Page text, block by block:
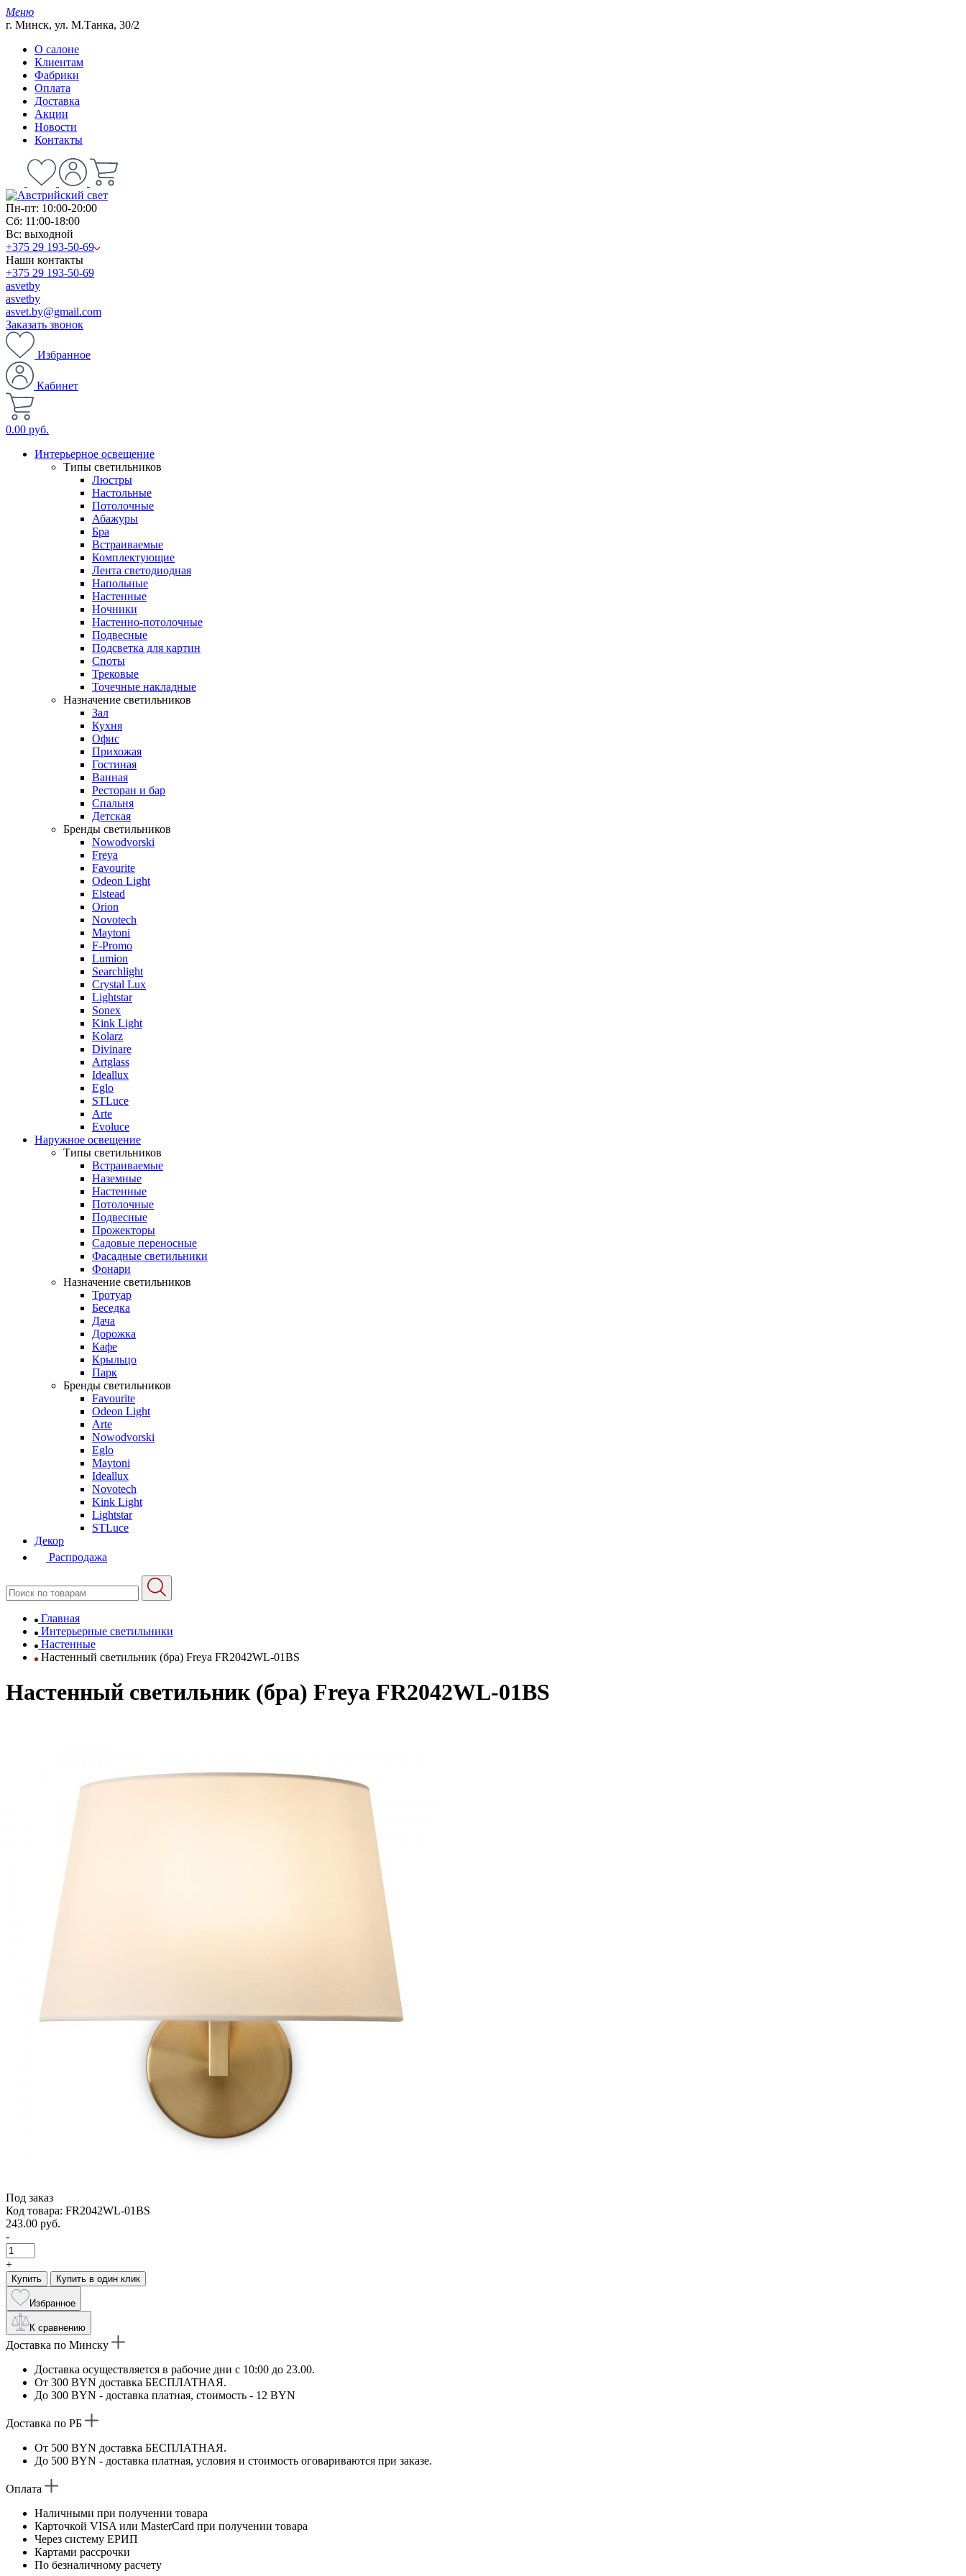
Меню
г. Минск, ул. М.Танка, 30/2
О салоне
Клиентам
Фабрики
Оплата
Доставка
Акции
Новости
Контакты
Пн-пт: 10:00-20:00
Сб: 11:00-18:00
Вс: выходной
+375 29 193-50-69
Наши контакты
+375 29 193-50-69
asvetby
asvetby
asvet.by@gmail.com
Заказать звонок
Избранное
Кабинет
0.00 руб.
Интерьерное освещение
Типы светильников
Люстры
Настольные
Потолочные
Абажуры
Бра
Встраиваемые
Комплектующие
Лента светодиодная
Напольные
Настенные
Ночники
Настенно-потолочные
Подвесные
Подсветка для картин
Споты
Трековые
Точечные накладные
Назначение светильников
Зал
Кухня
Офис
Прихожая
Гостиная
Ванная
Ресторан и бар
Спальня
Детская
Бренды светильников
Nowodvorski
Freya
Favourite
Odeon Light
Elstead
Orion
Novotech
Maytoni
F-Promo
Lumion
Searchlight
Crystal Lux
Lightstar
Sonex
Kink Light
Kolarz
Divinare
Artglass
Ideallux
Eglo
STLuce
Arte
Evoluce
Наружное освещение
Типы светильников
Встраиваемые
Наземные
Настенные
Потолочные
Подвесные
Прожекторы
Садовые переносные
Фасадные светильники
Фонари
Назначение светильников
Тротуар
Беседка
Дача
Дорожка
Кафе
Крыльцо
Парк
Бренды светильников
Favourite
Odeon Light
Arte
Nowodvorski
Eglo
Maytoni
Ideallux
Novotech
Kink Light
Lightstar
STLuce
Декор
Распродажа
Главная
Интерьерные светильники
Настенные
Настенный светильник (бра) Freya FR2042WL-01BS
Настенный светильник (бра) Freya FR2042WL-01BS
Под заказ
Код товара: FR2042WL-01BS
243.00 руб.
-
+
Купить Купить в один клик
Избранное
К сравнению
Доставка по Минску
Доставка осуществляется в рабочие дни с 10:00 до 23.00.
От 300 BYN доставка БЕСПЛАТНАЯ.
До 300 BYN - доставка платная, стоимость - 12 BYN
Доставка по РБ
От 500 BYN доставка БЕСПЛАТНАЯ.
До 500 BYN - доставка платная, условия и стоимость оговариваются при заказе.
Оплата
Наличными при получении товара
Карточкой VISA или MasterCard при получении товара
Через систему ЕРИП
Картами рассрочки
По безналичному расчету